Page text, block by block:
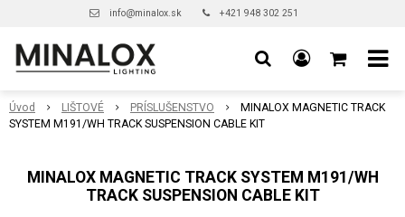
info@minalox.sk +421 948 302 251
Úvod LIŠTOVÉ PRÍSLUŠENSTVO
MINALOX MAGNETIC TRACK
SYSTEM M191/WH TRACK SUSPENSION CABLE KIT
MINALOX MAGNETIC TRACK SYSTEM M191/WH
TRACK SUSPENSION CABLE KIT